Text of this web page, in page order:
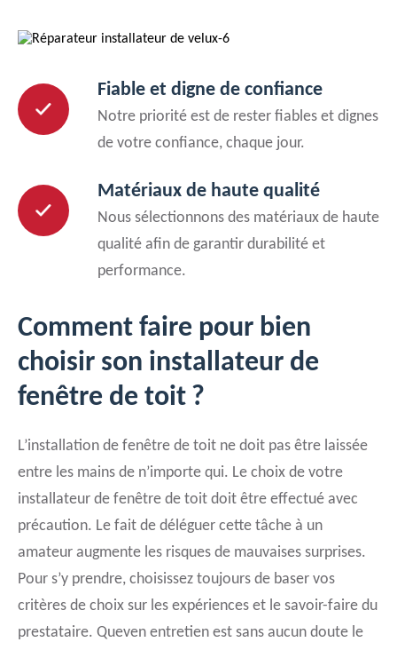
Fiable et digne de confiance
Notre priorité est de rester fiables et dignes
de votre confiance, chaque jour.
Matériaux de haute qualité
Nous sélectionnons des matériaux de haute
qualité afin de garantir durabilité et
performance.
Comment faire pour bien
choisir son installateur de
fenêtre de toit ?
L’installation de fenêtre de toit ne doit pas être laissée
entre les mains de n’importe qui. Le choix de votre
installateur de fenêtre de toit doit être effectué avec
précaution. Le fait de déléguer cette tâche à un
amateur augmente les risques de mauvaises surprises.
Pour s’y prendre, choisissez toujours de baser vos
critères de choix sur les expériences et le savoir-faire du
prestataire. Queven entretien est sans aucun doute le